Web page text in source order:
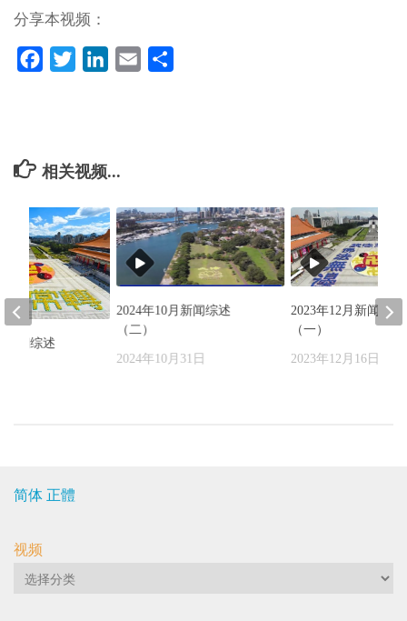
分享本视频：
Facebook
Twitter LinkedIn
Email
相关视频...
2024年10月新闻综述
（二）
2024年10月31日
2023年12月新闻综述
（一）
2023年12月16日
新闻综述
简体 正體
视频
视